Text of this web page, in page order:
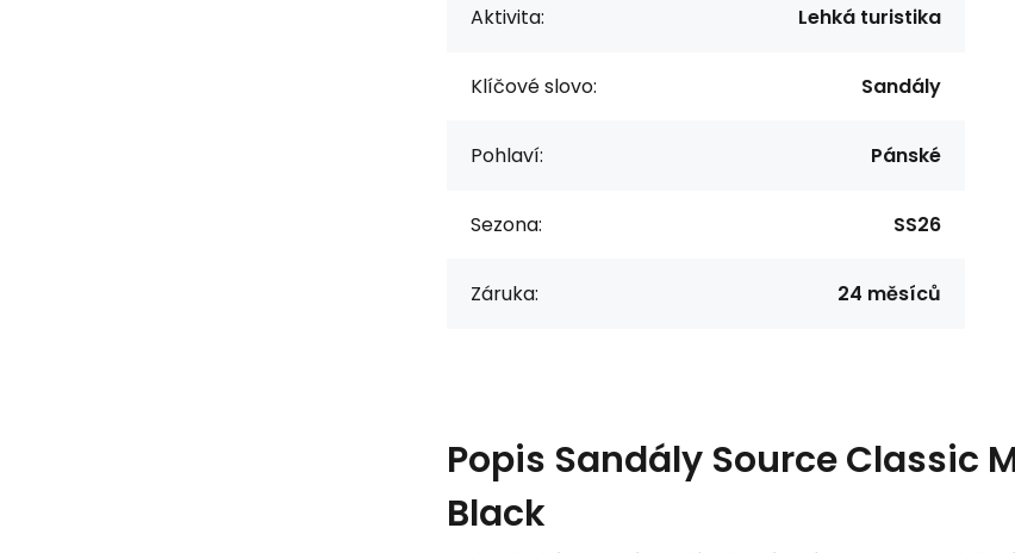
Aktivita: Lehká turistika
Klíčové slovo: Sandály
Pohlaví: Pánské
Sezona: SS26
Záruka: 24 měsíců
Popis Sandály Source Classic
Black